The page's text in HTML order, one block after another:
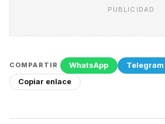
PUBLICIDAD
COMPARTIR WhatsApp Telegram
Copiar enlace